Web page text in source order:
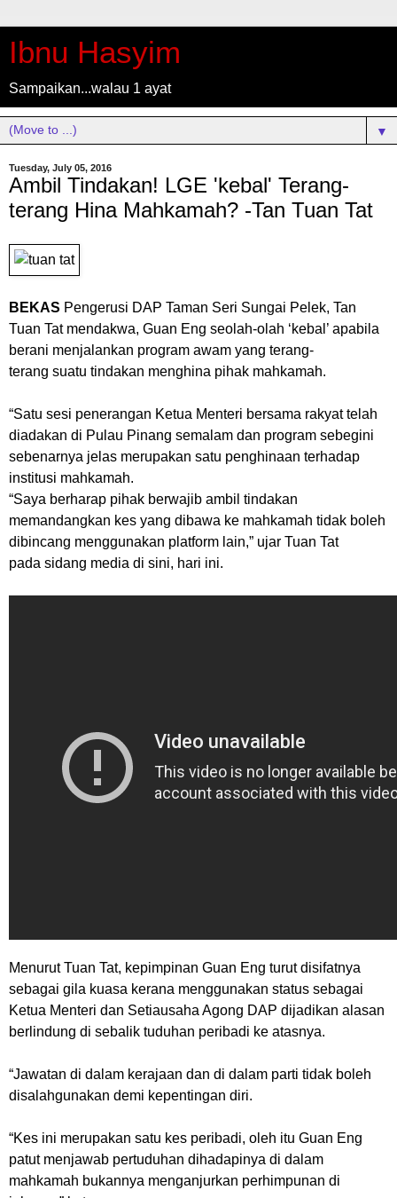
Ibnu Hasyim
Sampaikan...walau 1 ayat
▼
Tuesday, July 05, 2016
Ambil Tindakan! LGE 'kebal' Terang-
terang Hina Mahkamah? -Tan Tuan Tat
BEKAS Pengerusi DAP Taman Seri Sungai Pelek, Tan
Tuan Tat mendakwa, Guan Eng seolah-olah ‘kebal’ apabila
berani menjalankan program awam yang terang-
terang suatu tindakan menghina pihak mahkamah.
“Satu sesi penerangan Ketua Menteri bersama rakyat telah
diadakan di Pulau Pinang semalam dan program sebegini
sebenarnya jelas merupakan satu penghinaan terhadap
institusi mahkamah.
“Saya berharap pihak berwajib ambil tindakan
memandangkan kes yang dibawa ke mahkamah tidak boleh
dibincang menggunakan platform lain,” ujar Tuan Tat
pada sidang media di sini, hari ini.
Menurut Tuan Tat, kepimpinan Guan Eng turut disifatnya
sebagai gila kuasa kerana menggunakan status sebagai
Ketua Menteri dan Setiausaha Agong DAP dijadikan alasan
berlindung di sebalik tuduhan peribadi ke atasnya.
“Jawatan di dalam kerajaan dan di dalam parti tidak boleh
disalahgunakan demi kepentingan diri.
“Kes ini merupakan satu kes peribadi, oleh itu Guan Eng
patut menjawab pertuduhan dihadapinya di dalam
mahkamah bukannya menganjurkan perhimpunan di